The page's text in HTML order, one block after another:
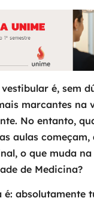
é, sem
marcantes na
No entanto,
aulas começam,
o que muda
de Medicina?
absolutamente